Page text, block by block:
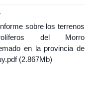
sobre los terrenos
del Morro
en la provincia de
(2.867Mb)